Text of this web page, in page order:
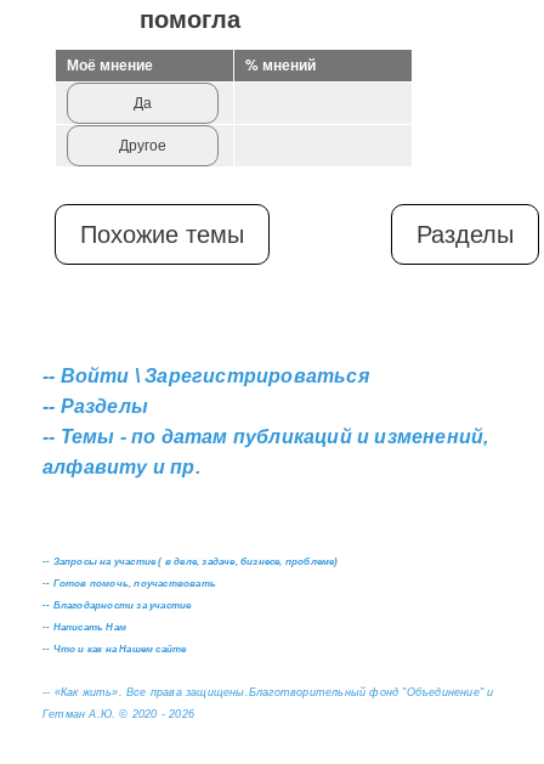
помогла
Моё мнение % мнений
Да
Другое
Похожие темы Разделы
-- Войти \ Зарегистрироваться
-- Разделы
-- Темы - по датам публикаций и изменений,
алфавиту и пр.
-- Запросы на участие ( в деле, задаче, бизнесе, проблеме)
-- Готов помочь, поучаствовать
-- Благодарности за участие
-- Написать Нам
-- Что и как на Нашем сайте
-- «Как жить». Все права защищены. Благотворительный фонд "Объединение" и
Гетман А.Ю. © 2020 - 2026